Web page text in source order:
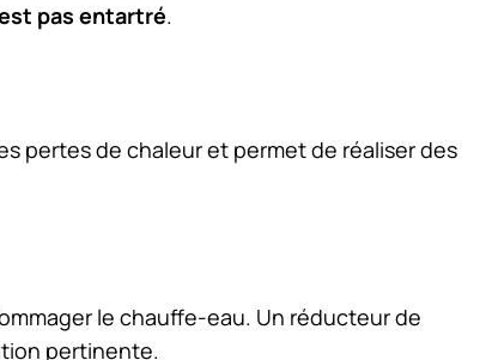
pas entartré.
pertes de chaleur et permet de réaliser des
le chauffe-eau. Un réducteur de
pertinente.